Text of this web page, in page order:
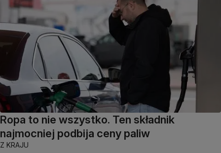
Ropa to nie wszystko. Ten składnik
najmocniej podbija ceny paliw
Z KRAJU